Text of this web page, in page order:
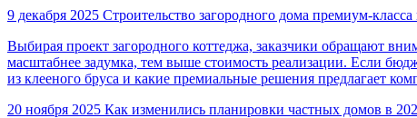
9 декабря 2025 Строительство загородного дома премиум-класса
Выбирая проект загородного коттеджа, заказчики обращают
масштабнее задумка, тем выше стоимость реализации. Если
из клееного бруса и какие премиальные решения предлагает
20 ноября 2025 Как изменились планировки частных домов в